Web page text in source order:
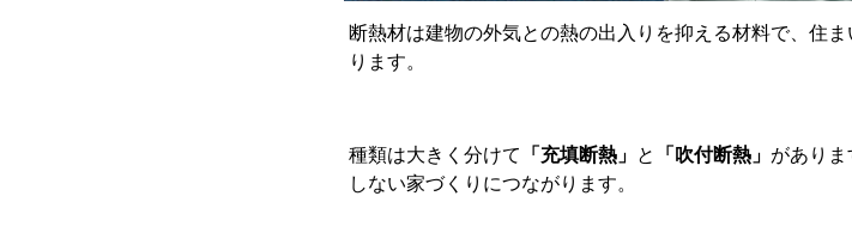
断熱材は建物の外気との熱の出入りを抑える材料で、住
ります。
種類は大きく分けて 「充填断熱」 と 「吹付断熱」 があり
しない家づくりにつながります。